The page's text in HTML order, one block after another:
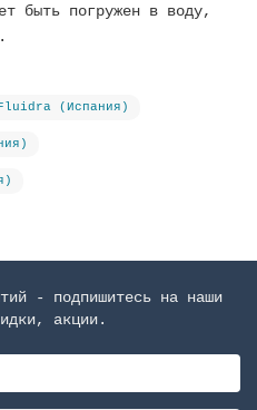
быть погружен в воду,
(Испания)
- подпишитесь на наши
акции.